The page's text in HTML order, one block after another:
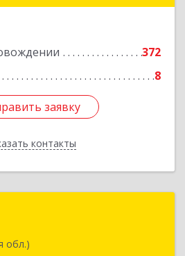
372
8
заявку
контакты
Подробнее
заявку
Назад
обл.)
обл, Пушкинский р-н,